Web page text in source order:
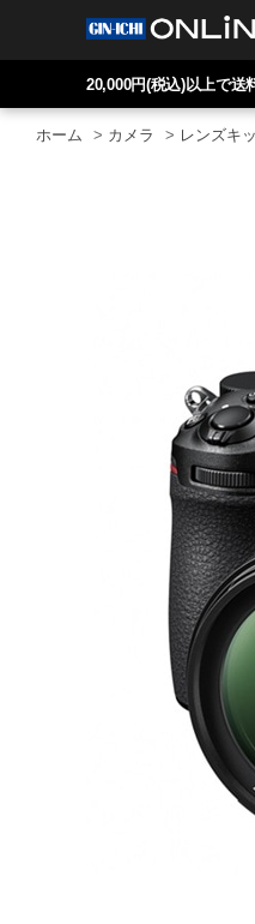
20,000円(税込)以上で送
ホーム > カメラ > レンズキ